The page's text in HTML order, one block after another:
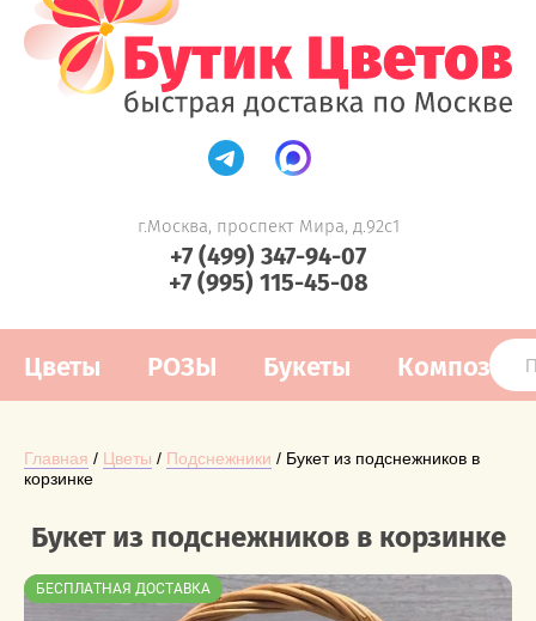
г.Москва, проспект Мира, д.92с1
+7 (499) 347-94-07
+7 (995) 115-45-08
Цветы РОЗЫ Букеты
Главная / Цветы / Подснежники / Букет из подснежников в
корзинке
Букет из подснежников в корзинке
БЕСПЛАТНАЯ ДОСТАВКА